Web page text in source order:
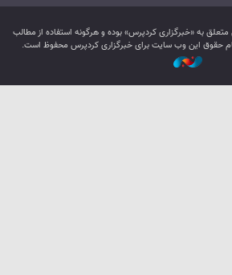
متعلق به «خبرگزاری کردپرس» بوده و هرگونه استفاده از مطالب
حقوق این وب سایت برای خبرگزاری کردپرس محفوظ است.